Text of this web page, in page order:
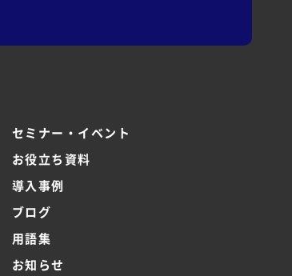
セミナー・イベント
お役立ち資料
導入事例
ブログ
用語集
お知らせ